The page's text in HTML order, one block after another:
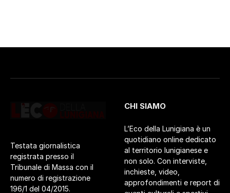
Testata giornalistica
registrata presso il
Tribunale di Massa con il
numero di registrazione
196/1 del 04/2015.
CHI SIAMO
L’Eco della Lunigiana è un
quotidiano online dedicato
al territorio lunigianese e
non solo. Con interviste,
inchieste, video,
approfondimenti e report di